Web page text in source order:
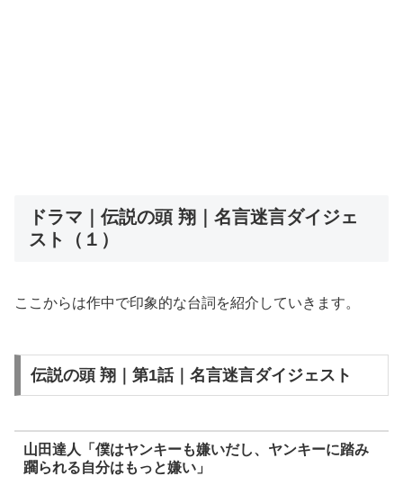
ドラマ｜伝説の頭 翔｜名言迷言ダイジェ
スト（１）
ここからは作中で印象的な台詞を紹介していきます。
伝説の頭 翔｜第1話｜名言迷言ダイジェスト
山田達人「僕はヤンキーも嫌いだし、ヤンキーに踏み
躙られる自分はもっと嫌い」